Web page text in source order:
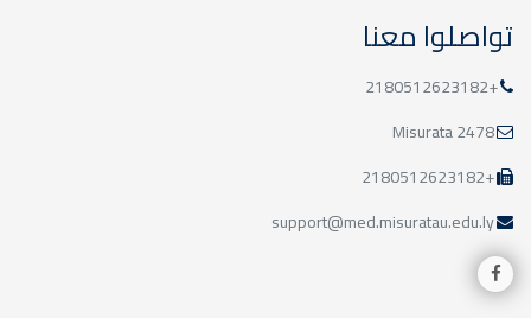
اعلان
جامعة مصراتة توقع اتفاقية تعاون
مُشترك مع المركز الوطني للأطراف
الصناعية
تواصلوا معنا
+2180512623182
2478 Misurata
+2180512623182
support@med.misuratau.edu.ly